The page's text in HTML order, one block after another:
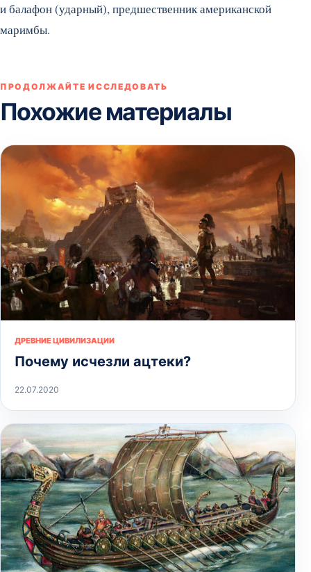
и балафон (ударный), предшественник американской
маримбы.
ПРОДОЛЖАЙТЕ ИССЛЕДОВАТЬ
Похожие материалы
ДРЕВНИЕ ЦИВИЛИЗАЦИИ
Почему исчезли ацтеки?
22.07.2020